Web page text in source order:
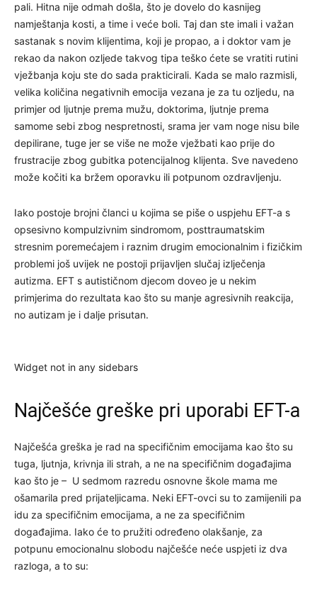
pali. Hitna nije odmah došla, što je dovelo do kasnijeg
namještanja kosti, a time i veće boli. Taj dan ste imali i važan
sastanak s novim klijentima, koji je propao, a i doktor vam je
rekao da nakon ozljede takvog tipa teško ćete se vratiti rutini
vježbanja koju ste do sada prakticirali. Kada se malo razmisli,
velika količina negativnih emocija vezana je za tu ozljedu, na
primjer od ljutnje prema mužu, doktorima, ljutnje prema
samome sebi zbog nespretnosti, srama jer vam noge nisu bile
depilirane, tuge jer se više ne može vježbati kao prije do
frustracije zbog gubitka potencijalnog klijenta. Sve navedeno
može kočiti ka bržem oporavku ili potpunom ozdravljenju.
Iako postoje brojni članci u kojima se piše o uspjehu EFT-a s
opsesivno kompulzivnim sindromom, posttraumatskim
stresnim poremećajem i raznim drugim emocionalnim i fizičkim
problemi još uvijek ne postoji prijavljen slučaj izlječenja
autizma. EFT s autističnom djecom doveo je u nekim
primjerima do rezultata kao što su manje agresivnih reakcija,
no autizam je i dalje prisutan.
Widget not in any sidebars
Najčešće greške pri uporabi EFT-a
Najčešća greška je rad na specifičnim emocijama kao što su
tuga, ljutnja, krivnja ili strah, a ne na specifičnim događajima
kao što je – U sedmom razredu osnovne škole mama me
ošamarila pred prijateljicama. Neki EFT-ovci su to zamijenili pa
idu za specifičnim emocijama, a ne za specifičnim
događajima. Iako će to pružiti određeno olakšanje, za
potpunu emocionalnu slobodu najčešće neće uspjeti iz dva
razloga, a to su: